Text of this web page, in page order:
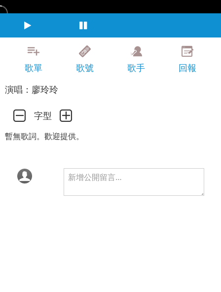
歌單 歌號 歌手
回報
演唱：廖玲玲
字型
暫無歌詞。歡迎提供。